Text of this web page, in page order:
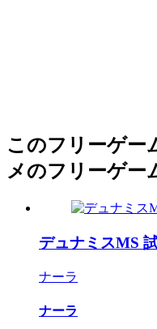
このフリーゲー
メのフリーゲー
デュナミスMS
ナーラ
ナーラ